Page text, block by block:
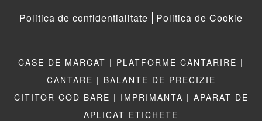
Politica de confidentialitate Politica de Cookie
CASE DE MARCAT | PLATFORME CANTARIRE |
CANTARE | BALANTE DE PRECIZIE
CITITOR COD BARE | IMPRIMANTA | APARAT DE
APLICAT ETICHETE